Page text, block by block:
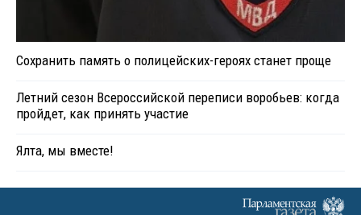
Сохранить память о полицейских-героях станет проще
Летний сезон Всероссийской переписи воробьев: когда
пройдет, как принять участие
Ялта, мы вместе!